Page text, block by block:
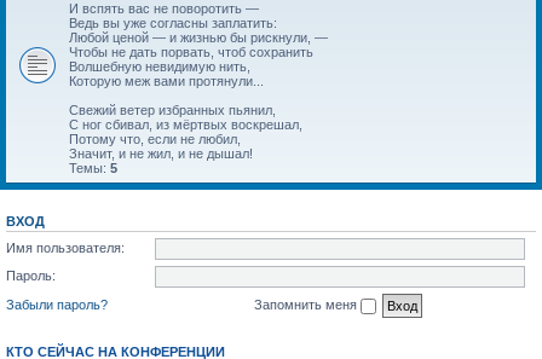
И вспять вас не поворотить —
Ведь вы уже согласны заплатить:
Любой ценой — и жизнью бы рискнули, —
Чтобы не дать порвать, чтоб сохранить
Волшебную невидимую нить,
Которую меж вами протянули...
Свежий ветер избранных пьянил,
С ног сбивал, из мёртвых воскрешал,
Потому что, если не любил,
Значит, и не жил, и не дышал!
Темы: 5
ВХОД
Имя пользователя:
Пароль:
Забыли пароль?
Запомнить меня
КТО СЕЙЧАС НА КОНФЕРЕНЦИИ